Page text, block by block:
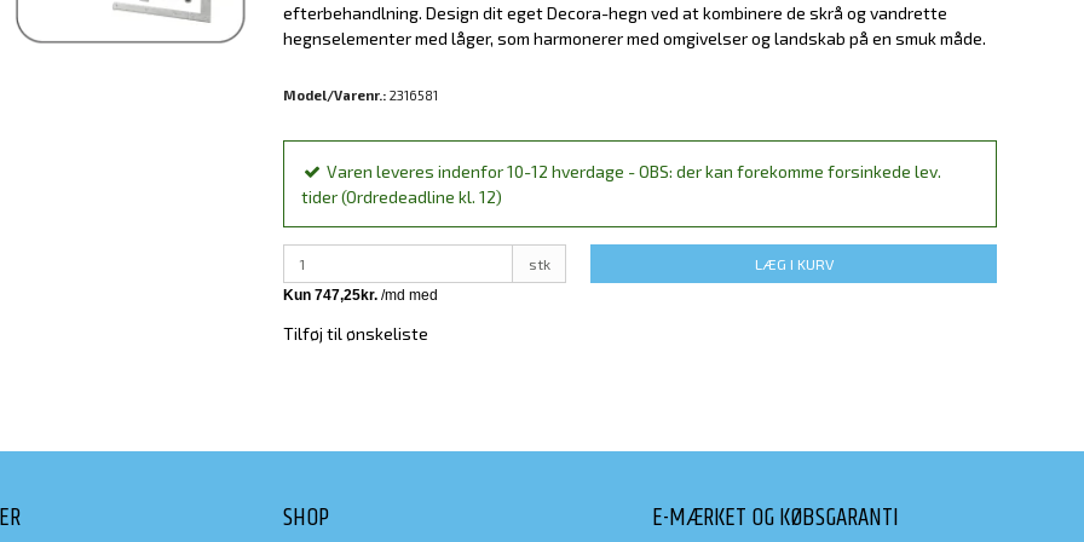
efterbehandlning. Design dit eget Decora-hegn ved at kombinere de skrå og vandrette
hegnselementer med låger, som harmonerer med omgivelser og landskab på en smuk måde.
Model/Varenr.: 2316581
Varen leveres indenfor 10-12 hverdage - OBS: der kan forekomme forsinkede lev.
tider (Ordredeadline kl. 12)
stk LÆG I KURV
Tilføj til ønskeliste
SHOP E-MÆRKET OG KØBSGARANTI